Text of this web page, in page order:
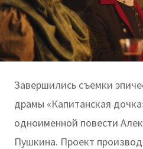
Завершились съемки
драмы «Капитанская
одноименной повести
Пушкина. Проект